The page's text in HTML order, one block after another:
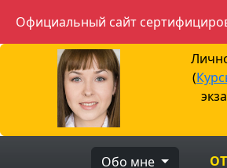
Официальный сайт
(
Обо мне